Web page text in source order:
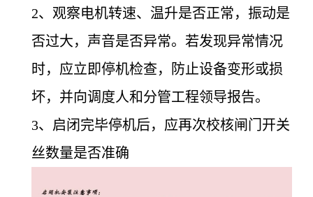
2、观察电机转速、温升是否正常，振动是
否过大，声音是否异常。若发现异常情况
时，应立即停机检查，防止设备变形或损
坏，并向调度人和分管工程领导报告。
3、启闭完毕停机后，应再次校核闸门开关
丝数量是否准确